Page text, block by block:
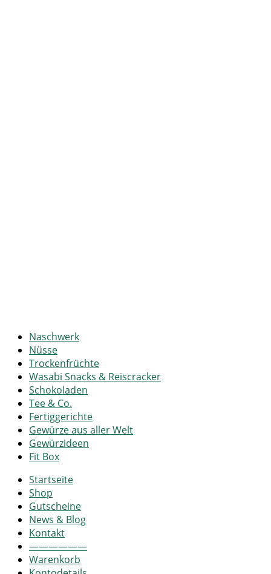
Naschwerk
Nüsse
Trockenfrüchte
Wasabi Snacks & Reiscracker
Schokoladen
Tee & Co.
Fertiggerichte
Gewürze aus aller Welt
Gewürzideen
Fit Box
Startseite
Shop
Gutscheine
News & Blog
Kontakt
——————
Warenkorb